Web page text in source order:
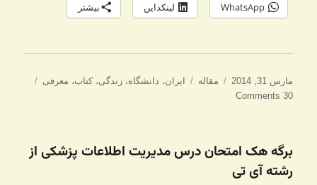
WhatsApp لینکداین بیشتر
ارسال
شده
مارس 31, 2014 دسته‌ها
مقاله برچسب‌ها
ایران، دانشگاه،زندگی،کتاب، معرفی
30 Comments
برگه هک امتحان درس مدیریت اطلاعات پزشکی از
رشته آی تی